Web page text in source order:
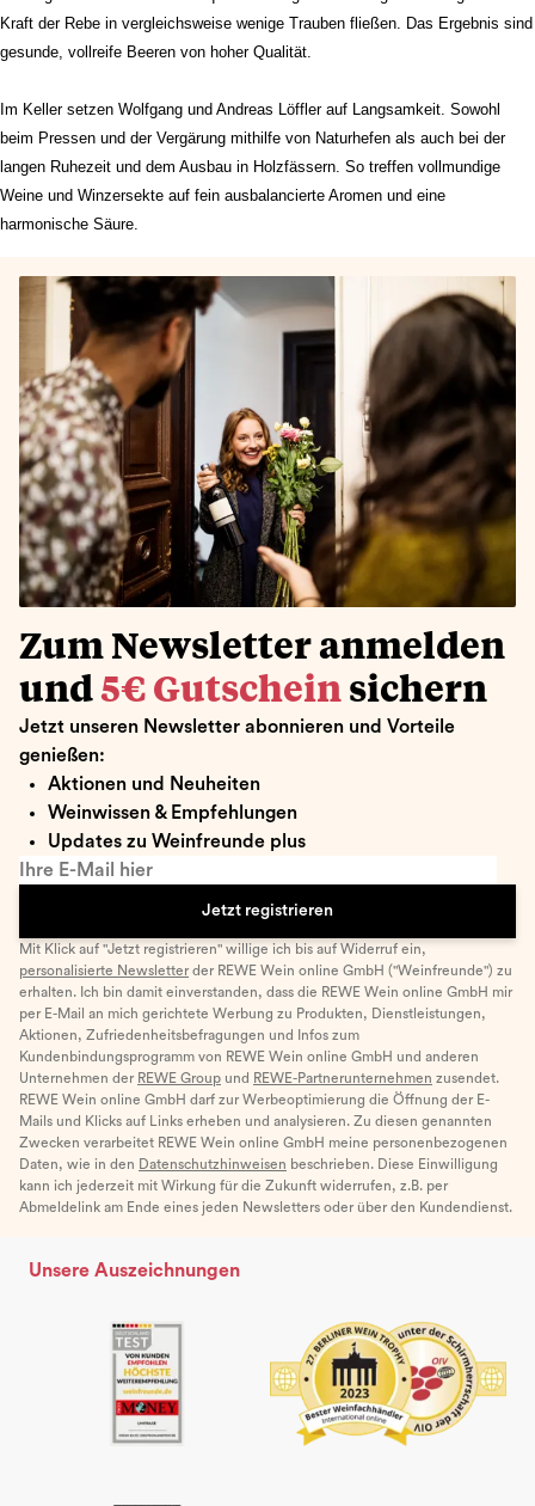
Kraft der Rebe in vergleichsweise wenige Trauben fließen. Das Ergebnis sind
gesunde, vollreife Beeren von hoher Qualität.
Im Keller setzen Wolfgang und Andreas Löffler auf Langsamkeit. Sowohl
beim Pressen und der Vergärung mithilfe von Naturhefen als auch bei der
langen Ruhezeit und dem Ausbau in Holzfässern. So treffen vollmundige
Weine und Winzersekte auf fein ausbalancierte Aromen und eine
harmonische Säure.
Zum Newsletter anmelden
und 5€ Gutschein sichern
Jetzt unseren Newsletter abonnieren und Vorteile
genießen:
Aktionen und Neuheiten
Weinwissen & Empfehlungen
Updates zu Weinfreunde plus
Ihre E-Mail hier
Jetzt registrieren
Mit Klick auf "Jetzt registrieren" willige ich bis auf Widerruf ein,
personalisierte Newsletter der REWE Wein online GmbH ("Weinfreunde") zu
erhalten. Ich bin damit einverstanden, dass die REWE Wein online GmbH mir
per E-Mail an mich gerichtete Werbung zu Produkten, Dienstleistungen,
Aktionen, Zufriedenheitsbefragungen und Infos zum
Kundenbindungsprogramm von REWE Wein online GmbH und anderen
Unternehmen der REWE Group und REWE-Partnerunternehmen zusendet.
REWE Wein online GmbH darf zur Werbeoptimierung die Öffnung der E-
Mails und Klicks auf Links erheben und analysieren. Zu diesen genannten
Zwecken verarbeitet REWE Wein online GmbH meine personenbezogenen
Daten, wie in den Datenschutzhinweisen beschrieben. Diese Einwilligung
kann ich jederzeit mit Wirkung für die Zukunft widerrufen, z.B. per
Abmeldelink am Ende eines jeden Newsletters oder über den Kundendienst.
Unsere Auszeichnungen